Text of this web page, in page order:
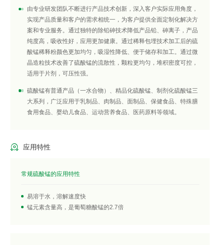
由专业研发团队不断进行产品技术创新，深入客户实际应用角度，
实现产品质量和客户的需求相统一，为客户提供全面定制化解决方
案和专业服务。通过独特的除铅砷技术降低产品铅、砷离子，产品
纯度高，吸收性好，应用更加健康。通过稀释包埋技术加工后的硫
酸锰稀释粉颜色更加均匀，吸湿性降低、便于储存和加工。通过微
晶造粒技术改善了硫酸锰的流散性，颗粒更均匀，堆积密度可控，
适用于片剂，可压性强。
硫酸锰有普通产品（一水合物）、精品化硫酸锰、制剂化硫酸锰三
大系列，广泛应用于乳制品、肉制品、面制品、保健食品、特殊膳
食用食品、婴幼儿食品、运动营养食品、医药原料等领域。
 应用特性
常规硫酸锰的应用特性
易溶于水，溶解速度快
锰元素含量高，是葡萄糖酸锰的2.7倍